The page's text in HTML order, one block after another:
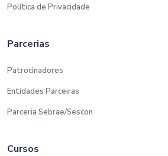
Política de Privacidade
Parcerias
Patrocinadores
Entidades Parceiras
Parceria Sebrae/Sescon
Cursos